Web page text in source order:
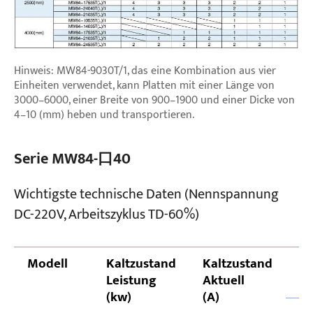
Hinweis: MW84-9030T/1, das eine Kombination aus vier
Einheiten verwendet, kann Platten mit einer Länge von
3000–6000, einer Breite von 900–1900 und einer Dicke von
4–10 (mm) heben und transportieren.
Serie MW84-口40
Wichtigste technische Daten (Nennspannung
DC-220V, Arbeitszyklus TD-60%)
Modell Kaltzustand
Leistung
(kw)
Kaltzustand
Aktuell
(A)